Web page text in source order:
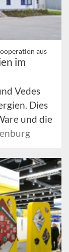
aus
im
Vedes
Dies
und die